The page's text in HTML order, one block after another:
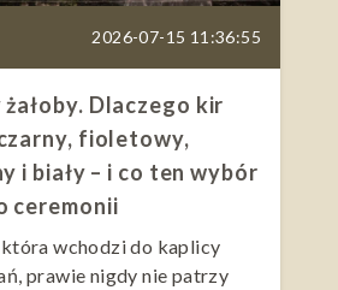
2026-07-15 11:36:55
żałoby. Dlaczego kir
fioletowy,
i biały – i co ten wybór
ceremonii
wchodzi do kaplicy
prawie nigdy nie patrzy